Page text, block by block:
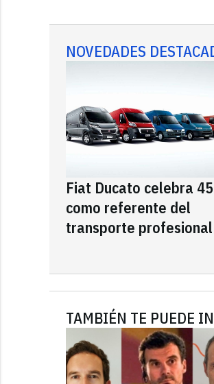
NOVEDADES
Fiat Ducato celebra
como referente del
transporte profesional
TAMBIÉN TE PUEDE